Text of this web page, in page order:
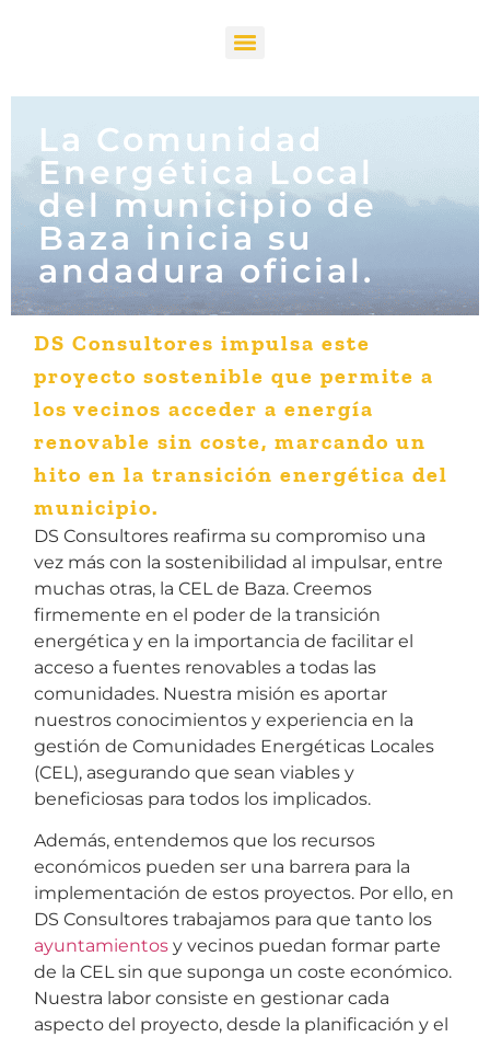
La Comunidad
Energética Local
del municipio de
Baza inicia su
andadura oficial.
DS Consultores impulsa este
proyecto sostenible que permite a
los vecinos acceder a energía
renovable sin coste, marcando un
hito en la transición energética del
municipio.
DS Consultores reafirma su compromiso una
vez más con la sostenibilidad al impulsar, entre
muchas otras, la CEL de Baza. Creemos
firmemente en el poder de la transición
energética y en la importancia de facilitar el
acceso a fuentes renovables a todas las
comunidades. Nuestra misión es aportar
nuestros conocimientos y experiencia en la
gestión de Comunidades Energéticas Locales
(CEL), asegurando que sean viables y
beneficiosas para todos los implicados.
Además, entendemos que los recursos
económicos pueden ser una barrera para la
implementación de estos proyectos. Por ello, en
DS Consultores trabajamos para que tanto los
ayuntamientosy vecinos puedan formar parte
de la CEL sin que suponga un coste económico.
Nuestra labor consiste en gestionar cada
aspecto del proyecto, desde la planificación y el